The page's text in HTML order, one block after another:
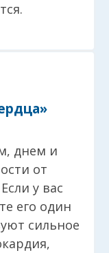
днем и
от
у вас
его один
сильное